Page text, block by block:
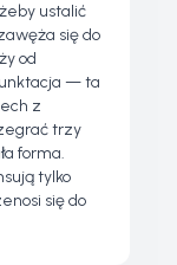
ustalić
się do
od
— ta
z
trzy
forma.
tylko
się do